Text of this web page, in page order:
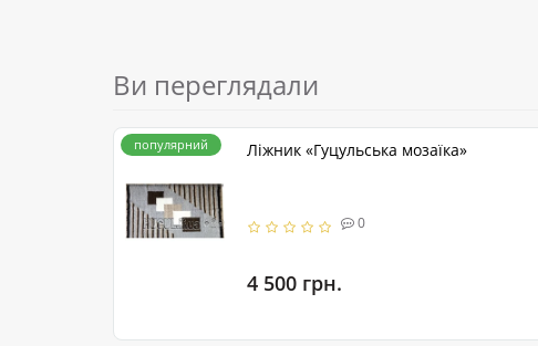
Ви переглядали
популярний Ліжник «Гуцульська мозаїка»
0
4 500 грн.